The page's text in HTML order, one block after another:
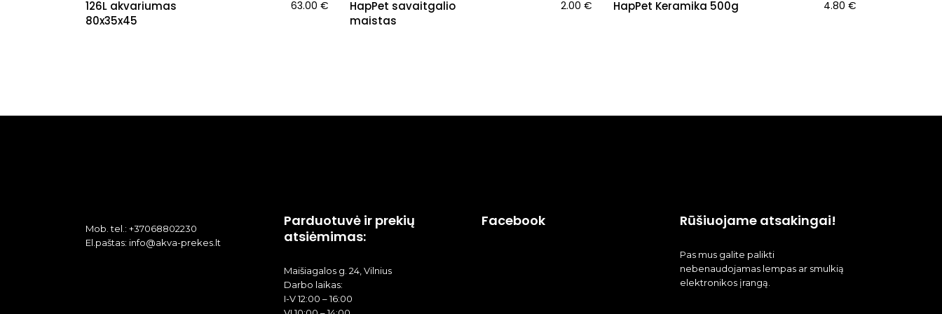
126L akvariumas
80x35x45
63.00 €
HapPet savaitgalio
maistas
2.00€ HapPet Keramika 500g 4.80 €
Mob. tel.: +37068802230
El.paštas: info@akva-prekes.lt
Parduotuvė ir prekių
atsiėmimas:
Maišiagalos g. 24, Vilnius
Darbo laikas:
I-V 12:00 – 16:00
Facebook Rūšiuojame atsakingai!
Pas mus galite palikti
nebenaudojamas lempas ar smulkią
elektronikos įrangą.